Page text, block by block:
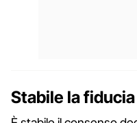
Stabile la